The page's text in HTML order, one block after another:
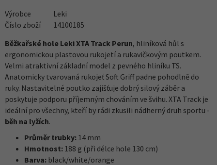
Výrobce
Leki
Číslo zboží
14100185
Běžkařské hole Leki XTA Track Perun, hliníková hůl s
ergonomickou plastovou rukojetí a rukavičkovým poutkem.
Velmi atraktivní základní model z pevného hliníku TS.
Anatomicky tvarovaná rukojeť Soft Griff padne pohodlně do
ruky. Nastavitelné poutko zajišťuje dobrý silový záběr a
poskytuje podporu příjemným chováním ve švihu. XTA Track je
ideální pro všechny, kteří by rádi zkusili nádherný druh sportu -
běh na lyžích.
Průměr trubky: 14 mm
Hmotnost: 188 g (při délce hole 130 cm)
Barva: black/white/orange